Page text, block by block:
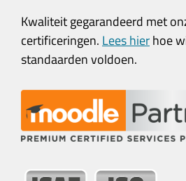
Kwaliteit gegarandeerd met
certificeringen. Lees hierhoe
standaarden voldoen.